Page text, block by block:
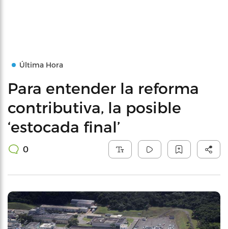
Última Hora
Para entender la reforma
contributiva, la posible
‘estocada final’
0